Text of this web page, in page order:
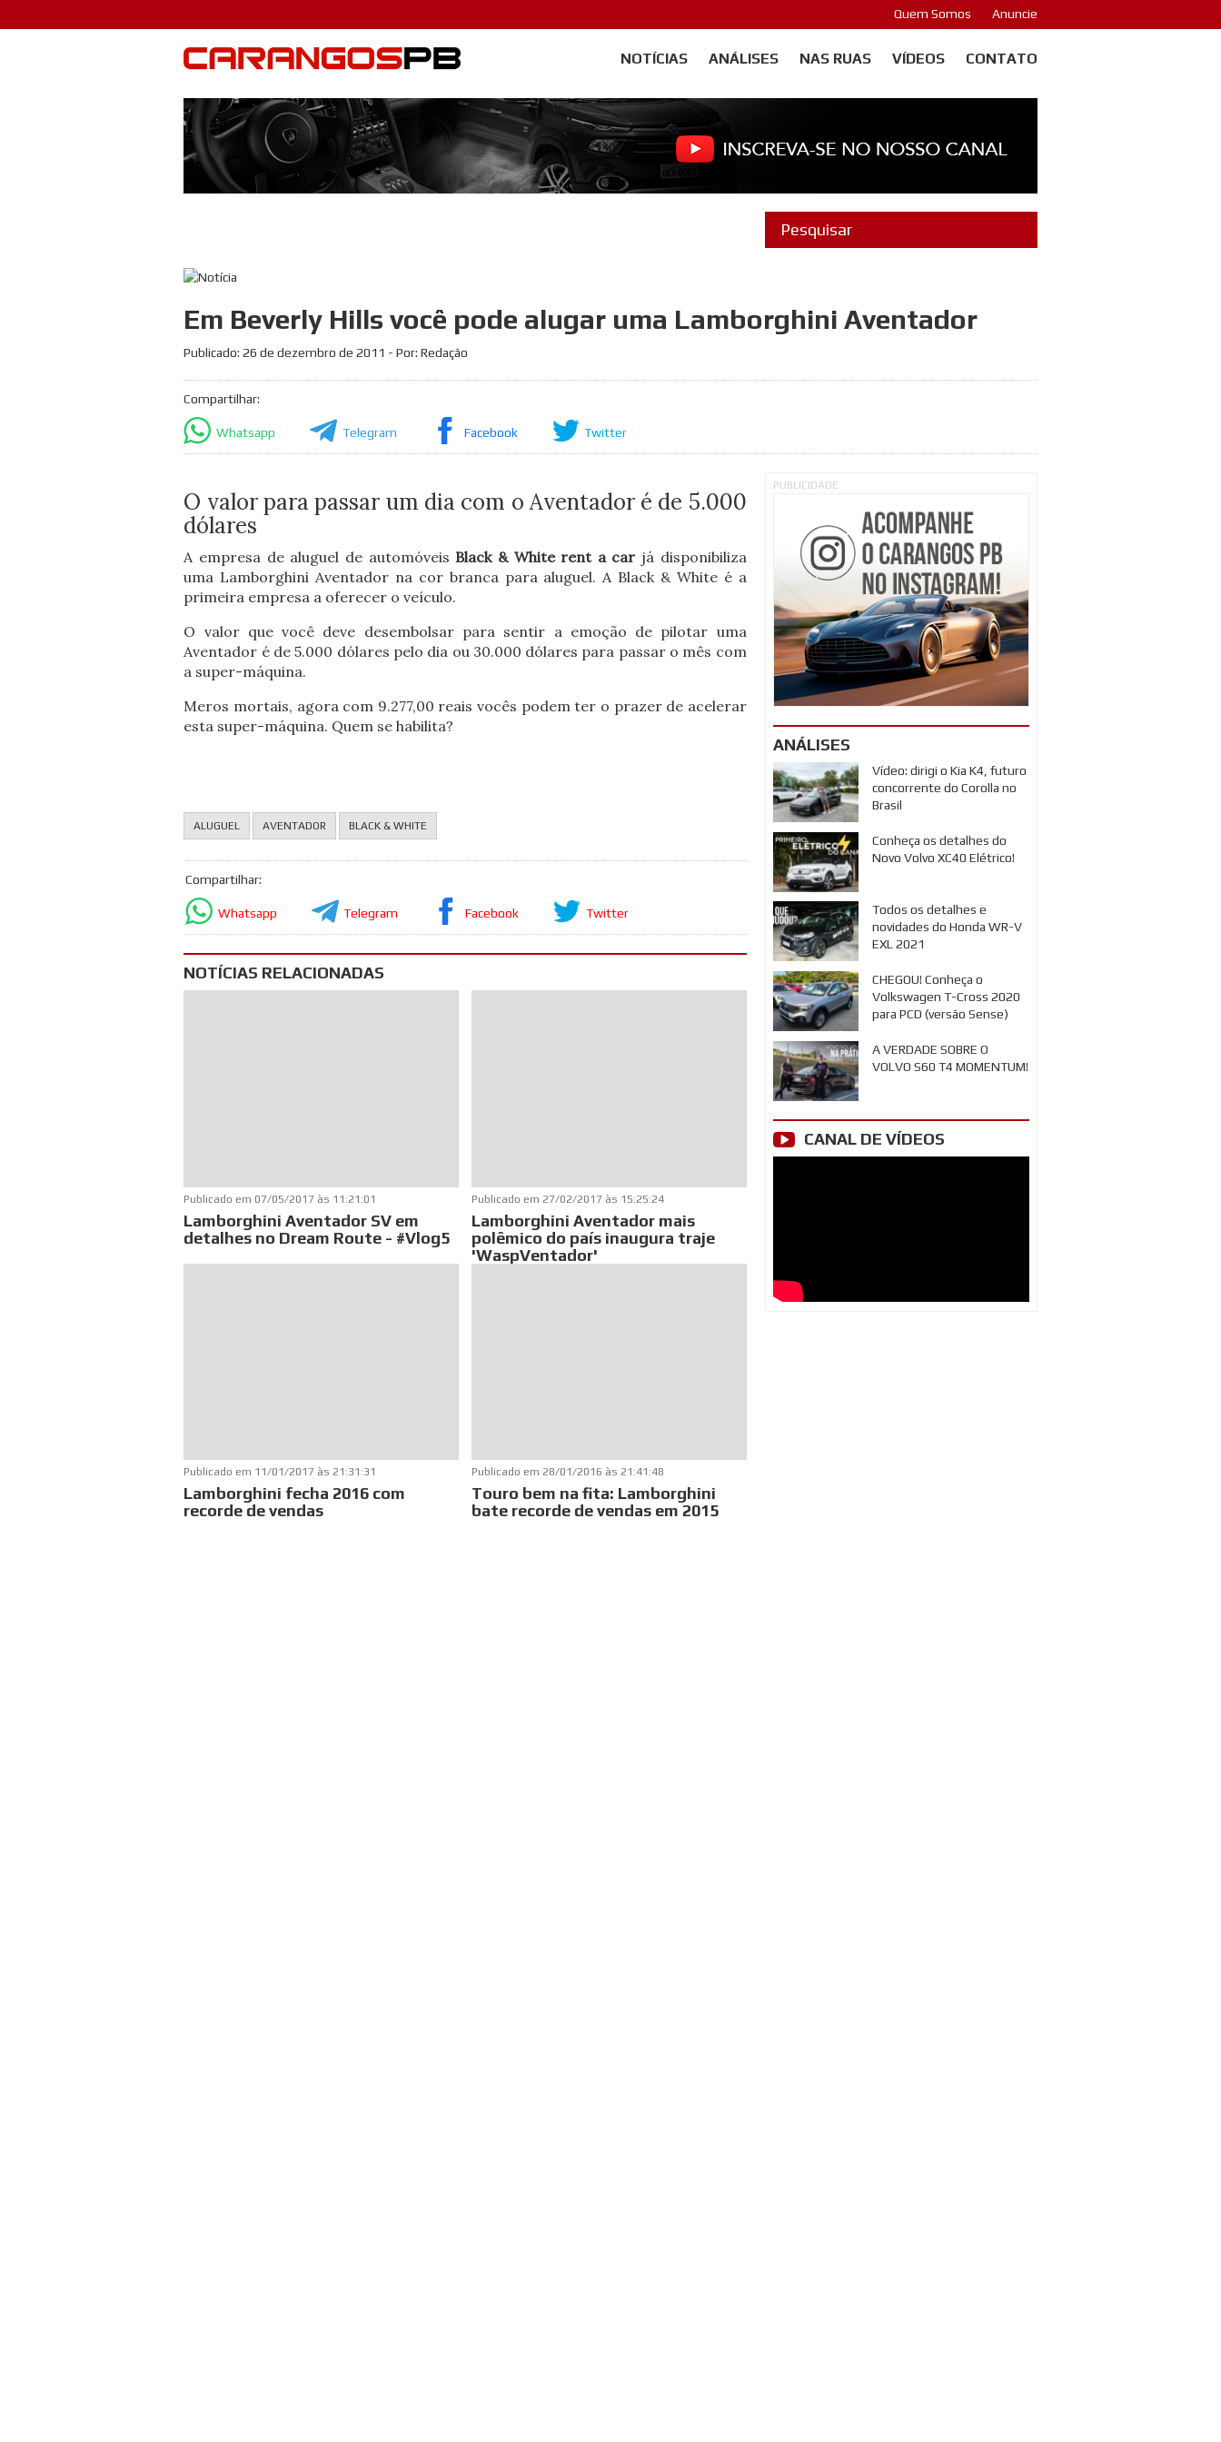
Quem Somos Anuncie
NOTÍCIAS ANÁLISES NAS RUAS VÍDEOS CONTATO
Em Beverly Hills você pode alugar uma Lamborghini Aventador
Publicado:26 de dezembro de 2011 - Por: Redação
Compartilhar:
Whatsapp Telegram Facebook Twitter
O valor para passar um dia com o Aventador é de 5.000
dólares
A empresa de aluguel de automóveis Black & White rent a car já disponibiliza
uma Lamborghini Aventador na cor branca para aluguel. A Black & White é a
primeira empresa a oferecer o veículo.
O valor que você deve desembolsar para sentir a emoção de pilotar uma
Aventador é de 5.000 dólares pelo dia ou 30.000 dólares para passar o mês com
a super-máquina.
Meros mortais, agora com 9.277,00 reais vocês podem ter o prazer de acelerar
esta super-máquina. Quem se habilita?
ALUGUEL AVENTADOR BLACK & WHITE
Compartilhar:
Whatsapp Telegram Facebook Twitter
NOTÍCIAS RELACIONADAS
Publicado em 07/05/2017 às 11:21:01
Lamborghini Aventador SV em
detalhes no Dream Route - #Vlog5
Publicado em 27/02/2017 às 15:25:24
Lamborghini Aventador mais
polêmico do país inaugura traje
'WaspVentador'
Publicado em 11/01/2017 às 21:31:31
Lamborghini fecha 2016 com
recorde de vendas
Publicado em 28/01/2016 às 21:41:48
Touro bem na fita: Lamborghini
bate recorde de vendas em 2015
PUBLICIDADE
ANÁLISES
Vídeo: dirigi o Kia K4, futuro
concorrente do Corolla no
Brasil
Conheça os detalhes do
Novo Volvo XC40 Elétrico!
Todos os detalhes e
novidades do Honda WR-V
EXL 2021
CHEGOU! Conheça o
Volkswagen T-Cross 2020
para PCD (versão Sense)
A VERDADE SOBRE O
VOLVO S60 T4 MOMENTUM!
CANAL DE VÍDEOS